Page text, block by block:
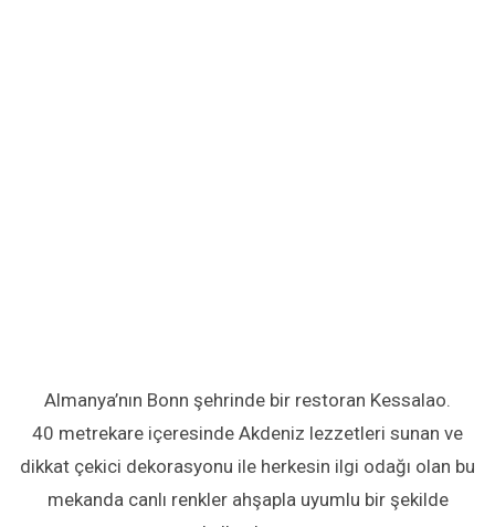
Almanya’nın Bonn şehrinde bir restoran Kessalao.
40 metrekare içeresinde Akdeniz lezzetleri sunan ve
dikkat çekici dekorasyonu ile herkesin ilgi odağı olan bu
mekanda canlı renkler ahşapla uyumlu bir şekilde